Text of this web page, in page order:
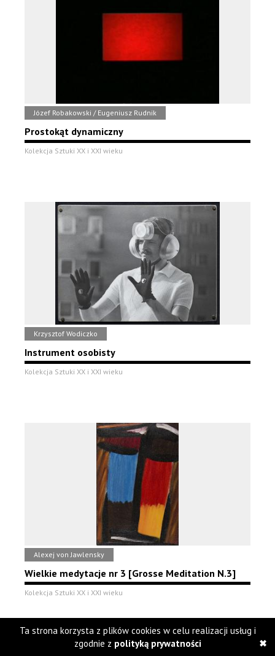
Józef Robakowski / Eugeniusz Rudnik
Prostokąt dynamiczny
Kolekcja Sztuki XX i XXI wieku
Krzysztof Wodiczko
Instrument osobisty
Kolekcja Sztuki XX i XXI wieku
Alexej von Jawlensky
Wielkie medytacje nr 3 [Grosse Meditation N.3]
Kolekcja Sztuki XX i XXI wieku
Ta strona korzysta z plików cookies w celu realizacji usług i
zgodnie z polityką prywatności